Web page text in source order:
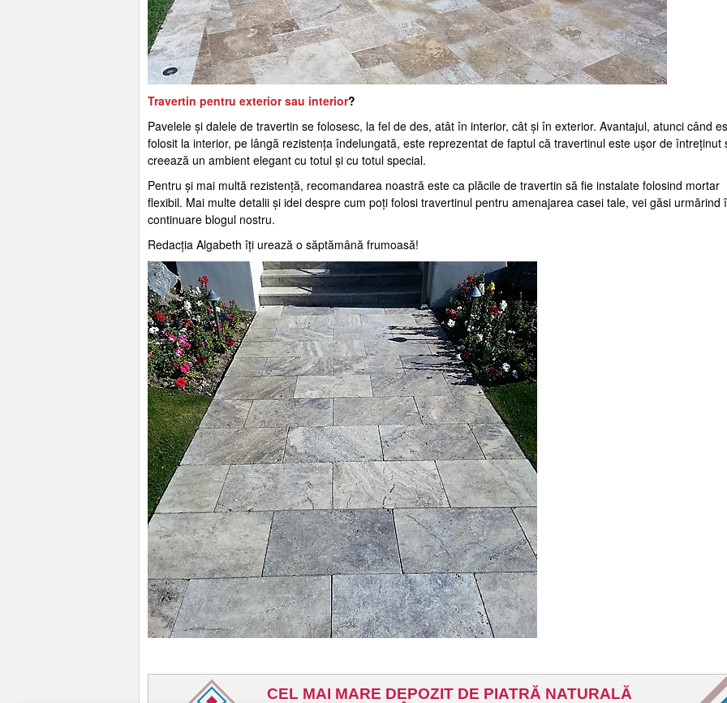
Travertin pentru exterior sau interior?
Pavelele și dalele de travertin se folosesc, la fel de des, atât în interior, cât și în exterior. Avantajul, atunci când
folosit la interior, pe lângă rezistența îndelungată, este reprezentat de faptul că travertinul este ușor de întreținut
creează un ambient elegant cu totul și cu totul special.
Pentru și mai multă rezistență, recomandarea noastră este ca plăcile de travertin să fie instalate folosind mortar
flexibil. Mai multe detalii și idei despre cum poți folosi travertinul pentru amenajarea casei tale, vei găsi urmărind
continuare blogul nostru.
Redacția Algabeth îți urează o săptămână frumoasă!